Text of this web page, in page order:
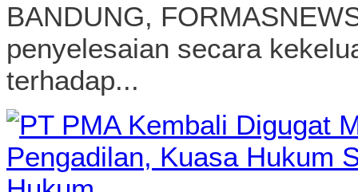
BANDUNG,
penyelesaian secara
terhadap...